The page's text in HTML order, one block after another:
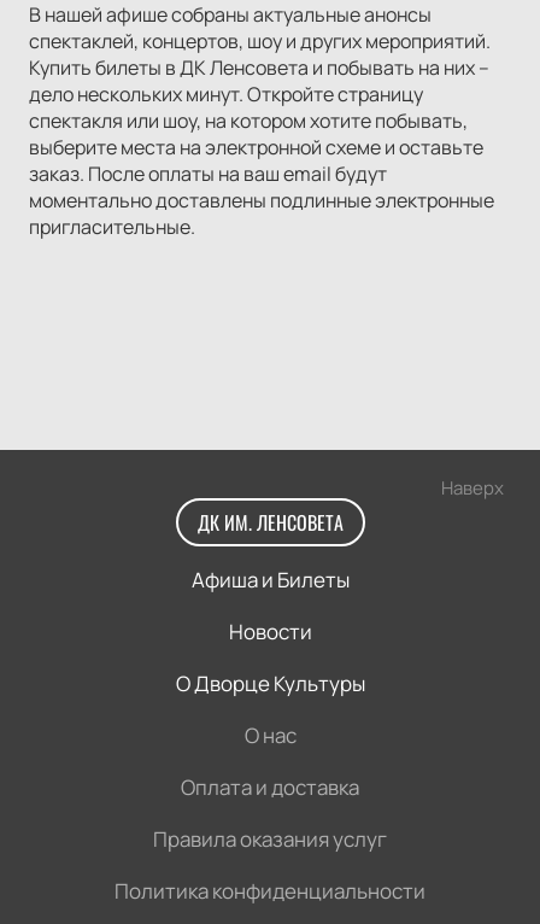
В нашей афише собраны актуальные анонсы
спектаклей, концертов, шоу и других мероприятий.
Купить билеты в ДК Ленсовета и побывать на них –
дело нескольких минут. Откройте страницу
спектакля или шоу, на котором хотите побывать,
выберите места на электронной схеме и оставьте
заказ. После оплаты на ваш email будут
моментально доставлены подлинные электронные
пригласительные.
Наверх
ДК ИМ. ЛЕНСОВЕТА
Афиша и Билеты
Новости
О Дворце Культуры
О нас
Оплата и доставка
Правила оказания услуг
Политика конфиденциальности